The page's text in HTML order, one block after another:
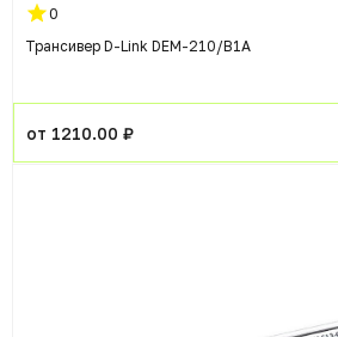
0
Трансивер D-Link DEM-210/B1A
от 1210.00 ₽